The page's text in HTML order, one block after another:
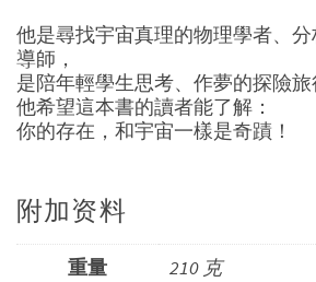
他是尋找宇宙真理的物理學者、
導師，
是陪年輕學生思考、作夢的探險旅
他希望這本書的讀者能了解：
你的存在，和宇宙一樣是奇蹟！
附加资料
重量 210 克